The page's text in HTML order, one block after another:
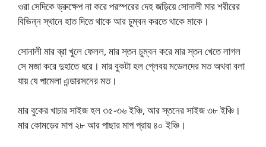
ওরা সেদিকে ভ্রুক্ষেপ না করে পরস্পরের দেহ জড়িয়ে সোনালী মার শরীরের
বিভিন্ন স্থানে হাত দিতে থাকে আর চুম্বন করতে থাকে মাকে।
সোনালী মার ব্রা খুলে ফেলল, মার স্তন চুম্বন করে মার স্তন খেতে লাগল
সে মজা করে দুহাতে ধরে। মার বুকটা হল প্লেবয় মডেলদের মত অথবা বলা
যায় যে পামেলা এন্ডারসনের মত।
মার বুকের খাচার সাইজ হল ৩৫-৩৬ ইঞ্চি, আর স্তনের সাইজ ৩৮ ইঞ্চি।
মার কোমড়ের মাপ ২৮ আর পাছার মাপ প্রায় ৪০ ইঞ্চি।